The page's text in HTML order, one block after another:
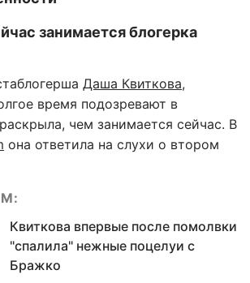
занимается блогерка
Даша Квиткова,
время подозревают в
чем занимается сейчас. В
она ответила на слухи о втором
Квиткова впервые после помолвки
"спалила" нежные поцелуи с
Бражко